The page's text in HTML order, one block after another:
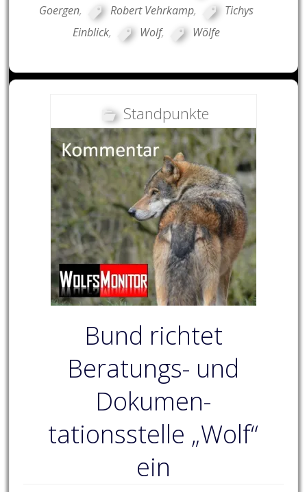
Goergen, Robert Vehrkamp,
Tichys
Einblick, Wolf, Wölfe
Standpunkte
Bund richtet
Beratungs- und
Dokumen-
tationsstelle „Wolf“
ein